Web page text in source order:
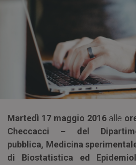
Martedì 17 maggio 2016 alle
Checcacci – del
pubblica, Medicina
di Biostatistica ed